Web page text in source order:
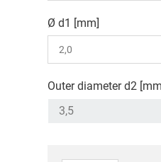
Ø d1 [mm]
Outer diameter d2